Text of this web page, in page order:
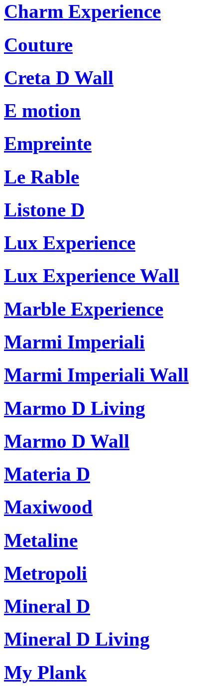
Charm Experience
Couture
Creta D Wall
E motion
Empreinte
Le Rable
Listone D
Lux Experience
Lux Experience Wall
Marble Experience
Marmi Imperiali
Marmi Imperiali Wall
Marmo D Living
Marmo D Wall
Materia D
Maxiwood
Metaline
Metropoli
Mineral D
Mineral D Living
My Plank